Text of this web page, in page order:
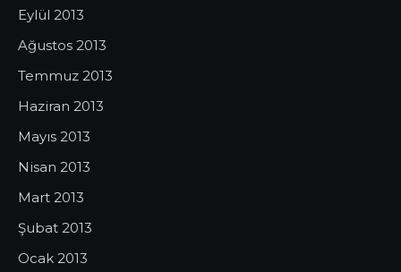
Eylül 2013
Ağustos 2013
Temmuz 2013
Haziran 2013
Mayıs 2013
Nisan 2013
Mart 2013
Şubat 2013
Ocak 2013